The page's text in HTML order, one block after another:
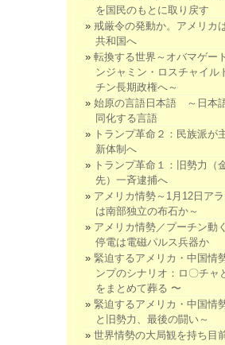
を国民のもとに取り戻す
戒厳令の発動か。アメリカ
共和国へ
転換する世界～オバマゲー
ンジャミン・ロスチャイル
チン長期政権へ～
始原の言語日本語 ～日本
同化する言語
トランプ革命２：民族派が
新体制へ
トランプ革命１：旧勢力（
先）一斉逮捕へ
アメリカ情勢～1月12日ア
は南部独立の布石か～
アメリカ情勢／プーチン動
停電は電磁パルス兵器か
緊迫するアメリカ・中国情
ンプのシナリオ：ロ〇チャ
をまとめて葬る 〜
緊迫するアメリカ・中国
と旧勢力、最後の闘い～
世界情勢の大局観を持ち目